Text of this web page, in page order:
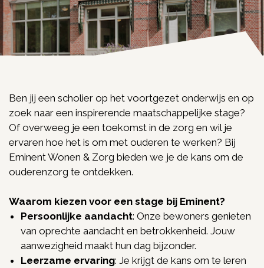
Ben jij een scholier op het voortgezet onderwijs en op
zoek naar een inspirerende maatschappelijke stage?
Of overweeg je een toekomst in de zorg en wil je
ervaren hoe het is om met ouderen te werken? Bij
Eminent Wonen & Zorg bieden we je de kans om de
ouderenzorg te ontdekken.
Waarom kiezen voor een stage bij Eminent?
Persoonlijke aandacht: Onze bewoners genieten
van oprechte aandacht en betrokkenheid. Jouw
aanwezigheid maakt hun dag bijzonder.
Leerzame ervaring: Je krijgt de kans om te leren